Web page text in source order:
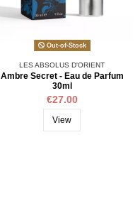
Out-of-Stock
LES ABSOLUS D'ORIENT
Ambre Secret - Eau de Parfum
30ml
€27.00
View